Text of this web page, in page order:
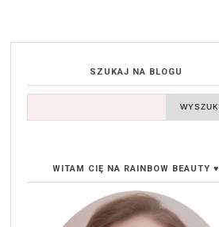
SZUKAJ NA BLOGU
WITAM CIĘ NA RAINBOW BEAUTY ♥